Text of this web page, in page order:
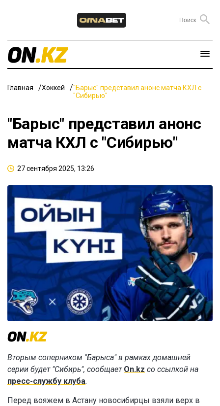
Главная Хоккей
"Барыс" представил анонс матча КХЛ с
"Сибирью"
"Барыс" представил анонс
матча КХЛ с "Сибирью"
27 сентября 2025, 13:26
Вторым соперником "Барыса" в рамках домашней
серии будет "Сибирь", сообщает On.kz со ссылкой на
пресс-службу клуба.
Перед вояжем в Астану новосибирцы взяли верх в